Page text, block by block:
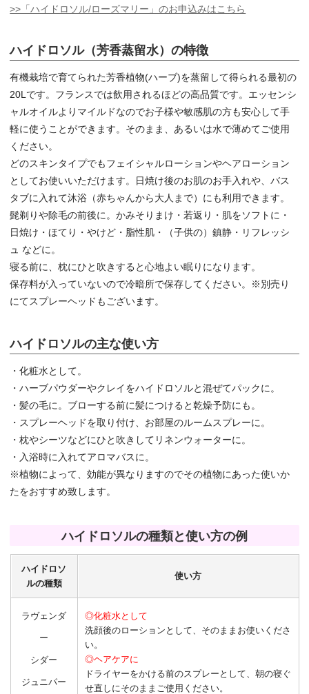
>>「ハイドロソル/ローズマリー」のお申込みはこちら
ハイドロソル（芳香蒸留水）の特徴
有機栽培で育てられた芳香植物(ハーブ)を蒸留して得られる最初の
20Lです。フランスでは飲用されるほどの高品質です。エッセンシ
ャルオイルよりマイルドなのでお子様や敏感肌の方も安心して手
軽に使うことができます。そのまま、あるいは水で薄めてご使用
ください。
どのスキンタイプでもフェイシャルローションやヘアローション
としてお使いいただけます。日焼け後のお肌のお手入れや、バス
タブに入れて沐浴（赤ちゃんから大人まで）にも利用できます。
髭剃りや除毛の前後に。かみそりまけ・若返り・肌をソフトに・
日焼け・ほてり・やけど・脂性肌・（子供の）鎮静・リフレッシ
ュ などに。
寝る前に、枕にひと吹きすると心地よい眠りになります。
保存料が入っていないので冷暗所で保存してください。※別売り
にてスプレーヘッドもございます。
ハイドロソルの主な使い方
・化粧水として。
・ハーブパウダーやクレイをハイドロソルと混ぜてパックに。
・髪の毛に。ブローする前に髪につけると乾燥予防にも。
・スプレーヘッドを取り付け、お部屋のルームスプレーに。
・枕やシーツなどにひと吹きしてリネンウォーターに。
・入浴時に入れてアロマバスに。
※植物によって、効能が異なりますのでその植物にあった使いか
たをおすすめ致します。
ハイドロソルの種類と使い方の例
ハイドロソ
ルの種類
使い方
ラヴェンダ
ー
シダー
ジュニパー
◎化粧水として
洗顔後のローションとして、そのままお使いくださ
い。
◎ヘアケアに
ドライヤーをかける前のスプレーとして、朝の寝ぐ
せ直しにそのままご使用ください。